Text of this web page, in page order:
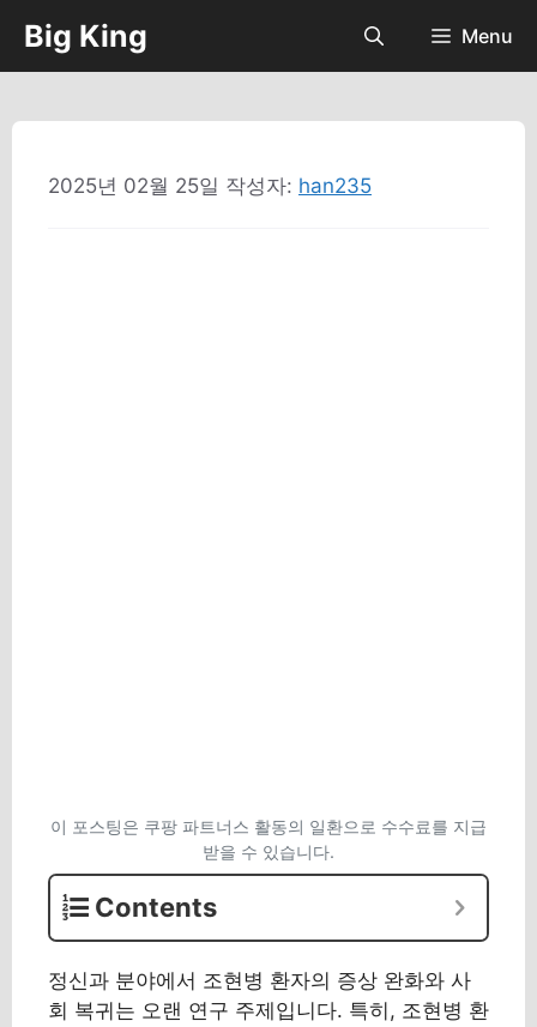
츠
건
Big King Menu
2025년 02월 25일 작성자: han235
이 포스팅은 쿠팡 파트너스 활동의 일환으로 수수료를 지급
받을 수 있습니다.
Contents
정신과 분야에서 조현병 환자의 증상 완화와 사
회 복귀는 오랜 연구 주제입니다. 특히, 조현병 환